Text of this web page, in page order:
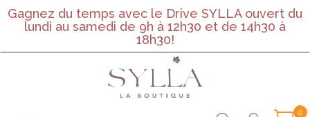
Gagnez du temps avec le Drive SYLLA ouvert du
lundi au samedi de 9h à 12h30 et de 14h30 à
18h30!
0